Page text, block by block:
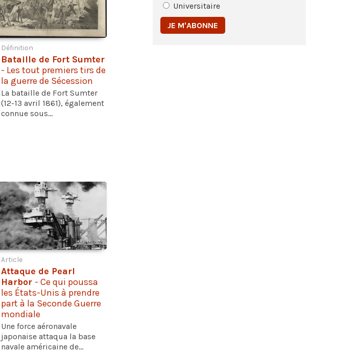
Définition
Bataille de Fort Sumter
- Les tout premiers tirs de
la guerre de Sécession
La bataille de Fort Sumter
(12-13 avril 1861), également
connue sous...
Article
Attaque de Pearl
Harbor - Ce qui poussa
les États-Unis à prendre
part à la Seconde Guerre
mondiale
Une force aéronavale
japonaise attaqua la base
navale américaine de...
Universitaire